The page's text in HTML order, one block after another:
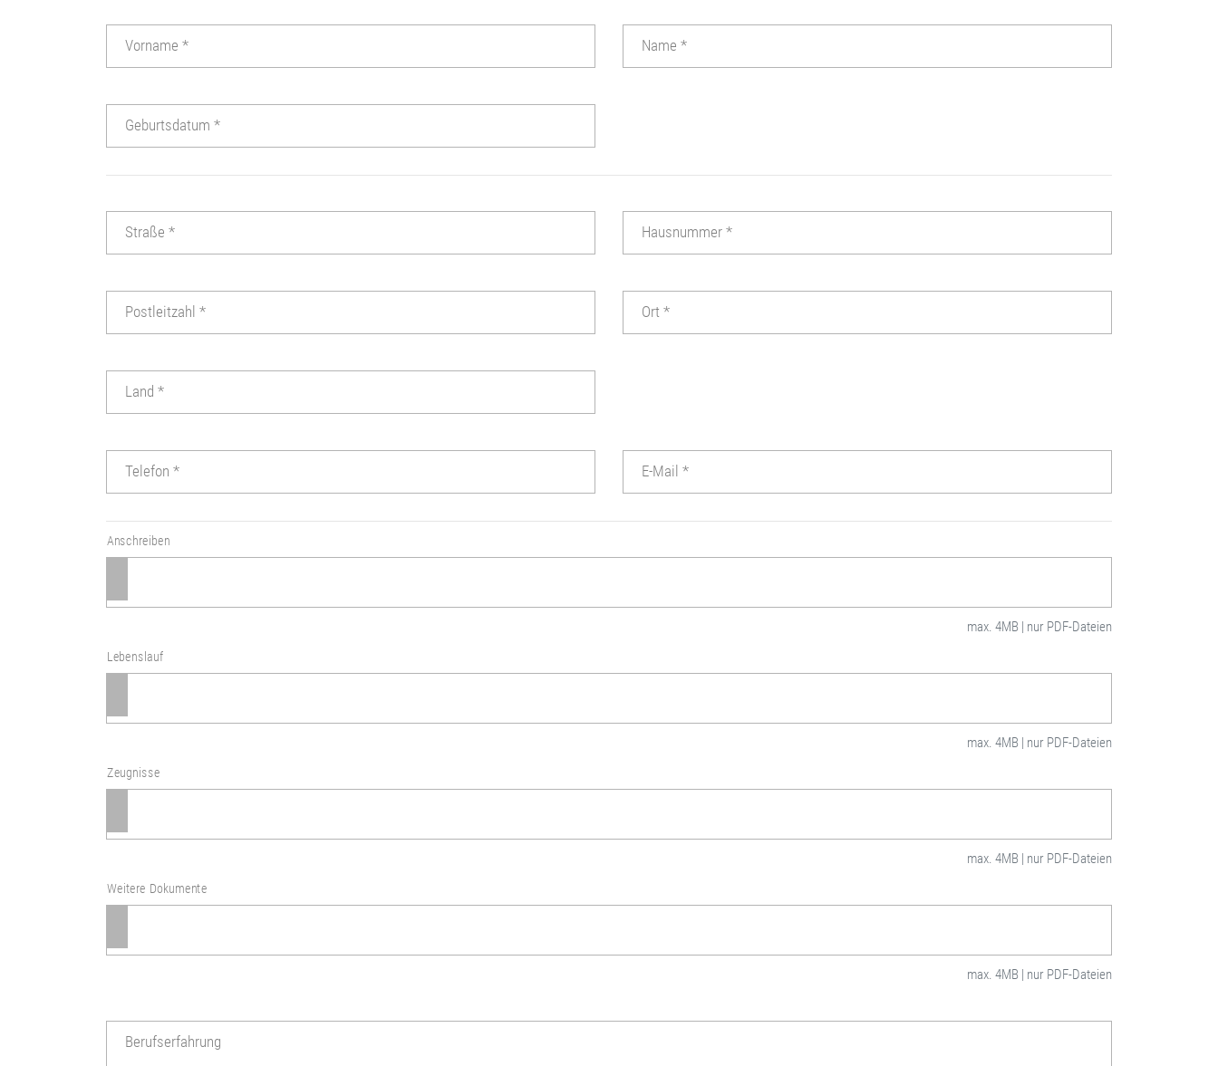
Vorname * Name *
Geburtsdatum *
Straße * Hausnummer *
Postleitzahl * Ort *
Land *
Telefon * E-Mail *
Anschreiben
max. 4MB | nur PDF-Dateien
Lebenslauf
max. 4MB | nur PDF-Dateien
Zeugnisse
max. 4MB | nur PDF-Dateien
Weitere Dokumente
max. 4MB | nur PDF-Dateien
Berufserfahrung